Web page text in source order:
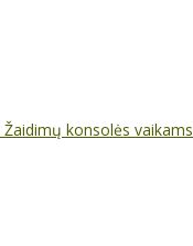
Žaidimų konsolės vaikams